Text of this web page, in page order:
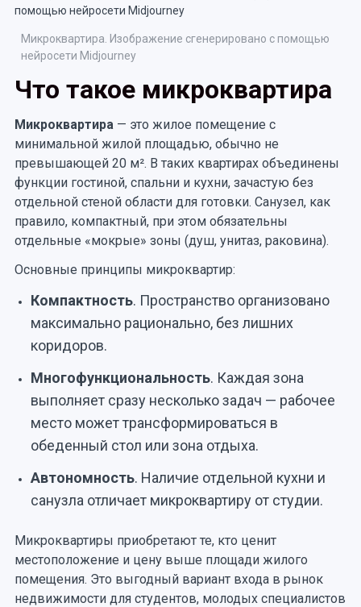
Микроквартира. Изображение сгенерировано с помощью
нейросети Midjourney
Что такое микроквартира
Микроквартира— это жилое помещение с
минимальной жилой площадью, обычно не
превышающей 20 м². В таких квартирах объединены
функции гостиной, спальни и кухни, зачастую без
отдельной стеной области для готовки. Санузел, как
правило, компактный, при этом обязательны
отдельные «мокрые» зоны (душ, унитаз, раковина).
Основные принципы микроквартир:
Компактность. Пространство организовано
максимально рационально, без лишних
коридоров.
Многофункциональность. Каждая зона
выполняет сразу несколько задач — рабочее
место может трансформироваться в
обеденный стол или зона отдыха.
Автономность. Наличие отдельной кухни и
санузла отличает микроквартиру от студии.
Микроквартиры приобретают те, кто ценит
местоположение и цену выше площади жилого
помещения. Это выгодный вариант входа в рынок
недвижимости для студентов, молодых специалистов